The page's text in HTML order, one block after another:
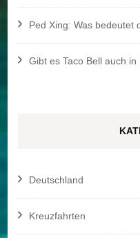
Ped Xing: Was bedeutet
Gibt es Taco Bell auch
Deutschland
Kreuzfahrten